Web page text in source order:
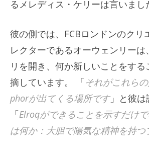
るメレディス・ケリーは言いまし
彼の側では、FCBロンドンのクリ
レクターであるオーウェンリー
リを開き、何か新しいことをす
摘しています。 「それがこれら
phorが出てくる場所です」と彼は
「Elroqができることを示すだけ
は何か：大胆で陽気な精神を持つ